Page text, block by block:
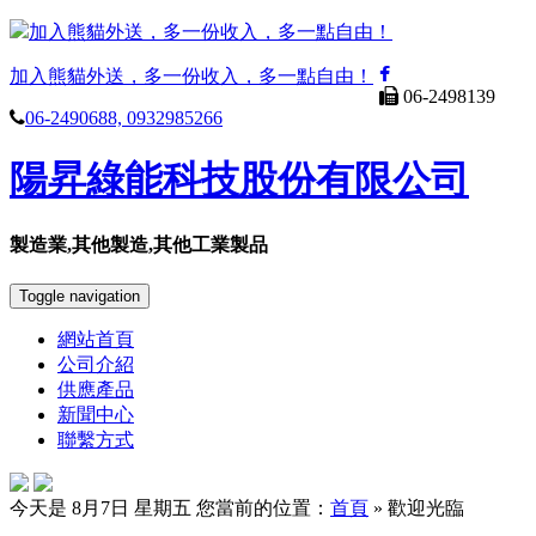
加入熊貓外送，多一份收入，多一點自由！
加入熊貓外送，多一份收入，多一點自由！
06-2498139
06-2490688, 0932985266
陽昇綠能科技股份有限公司
製造業,其他製造,其他工業製品
Toggle navigation
網站首頁
公司介紹
供應產品
新聞中心
聯繫方式
今天是 8月7日 星期五 您當前的位置： 首頁 » 歡迎光臨